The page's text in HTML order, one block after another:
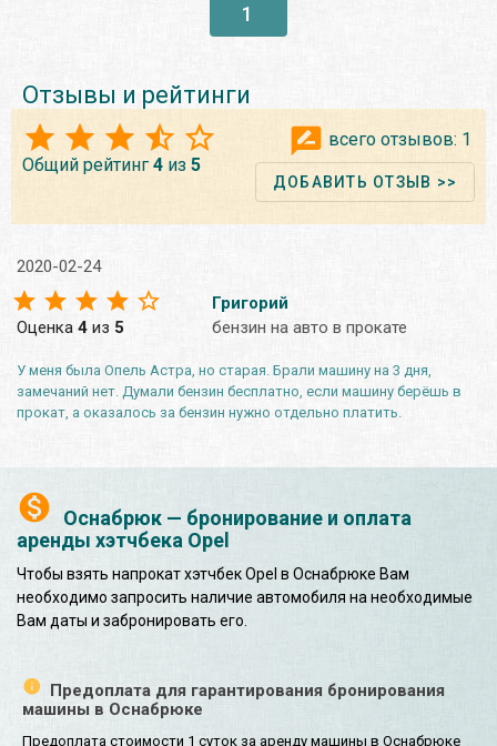
Оснабрюк — бронирование и оплата
аренды хэтчбека Opel
Чтобы взять напрокат хэтчбек Opel в Оснабрюке Вам
необходимо запросить наличие автомобиля на необходимые
Вам даты и забронировать его.
Предоплата для гарантирования бронирования
машины в Оснабрюке
Предоплата стоимости 1 суток за аренду машины в Оснабрюке
1
Отзывы и рейтинги
Общий рейтинг 4 из 5
всего отзывов: 1
ДОБАВИТЬ ОТЗЫВ >>
2020-02-24
Оценка 4 из 5
Григорий
бензин на авто в прокате
У меня была Опель Астра, но старая. Брали машину на 3 дня,
замечаний нет. Думали бензин бесплатно, если машину берёшь в
прокат, а оказалось за бензин нужно отдельно платить.